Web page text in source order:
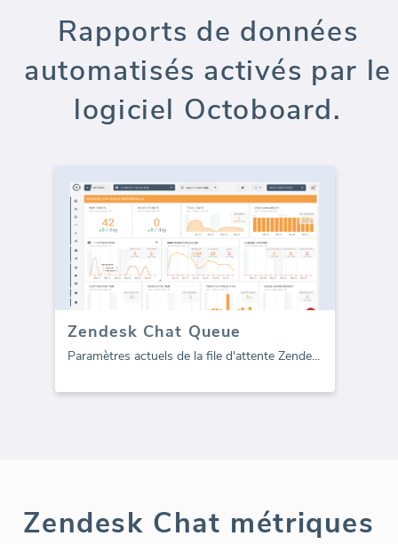
Rapports de données
automatisés activés par le
logiciel Octoboard.
Zendesk Chat Queue
Paramètres actuels de la file d'attente Zende...
Zendesk Chat métriques